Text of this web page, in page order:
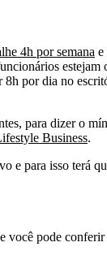
4h por semana e
por dia no
para dizer o
Business.
para isso terá
você pode